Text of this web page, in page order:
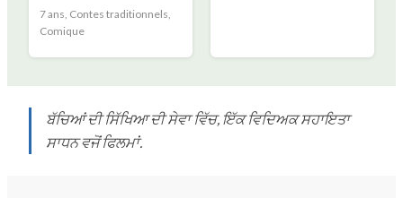
7 ans, Contes traditionnels,
Comique
ਬੱਚਿਆਂ ਦੀ ਸਿੱਖਿਆ ਦੀ ਸੇਵਾ ਵਿੱਚ, ਇੱਕ ਵਿਦਿਅਕ ਸਹਾਇਤਾ
ਸਾਧਨ ਵਜੋਂ ਫਿਲਮਾਂ.